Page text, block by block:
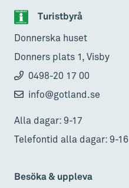
Turistbyrå
Donnerska huset
Donners plats 1, Visby
0498-20 17 00
info@gotland.se
Alla dagar: 9-17
Telefontid alla dagar: 9-16
Besöka & uppleva